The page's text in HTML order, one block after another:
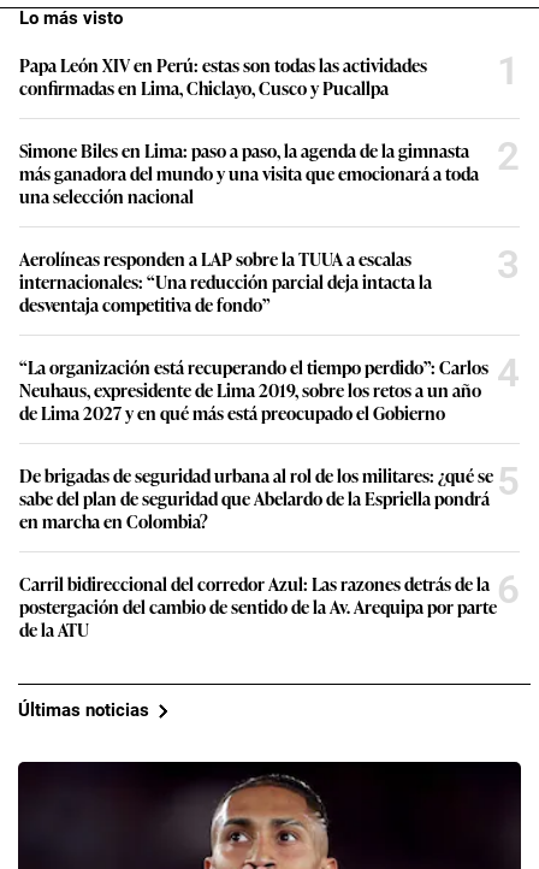
Lo más visto
Papa León XIV en Perú: estas son todas las actividades
confirmadas en Lima, Chiclayo, Cusco y Pucallpa
1
Simone Biles en Lima: paso a paso, la agenda de la gimnasta
más ganadora del mundo y una visita que emocionará a toda
una selección nacional
2
Aerolíneas responden a LAP sobre la TUUA a escalas
internacionales: “Una reducción parcial deja intacta la
desventaja competitiva de fondo”
3
“La organización está recuperando el tiempo perdido”: Carlos
Neuhaus, expresidente de Lima 2019, sobre los retos a un año
de Lima 2027 y en qué más está preocupado el Gobierno
4
De brigadas de seguridad urbana al rol de los militares: ¿qué se
sabe del plan de seguridad que Abelardo de la Espriella pondrá
en marcha en Colombia?
5
Carril bidireccional del corredor Azul: Las razones detrás de la
postergación del cambio de sentido de la Av. Arequipa por parte
de la ATU
6
Últimas noticias